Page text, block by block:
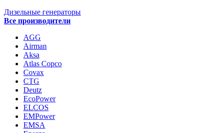
Дизельные генераторы
Все производители
AGG
Airman
Aksa
Atlas Copco
Covax
CTG
Deutz
EcoPower
ELCOS
EMPower
EMSA